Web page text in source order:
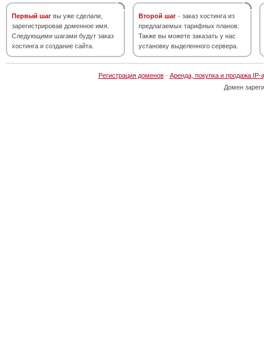
Первый шаг вы уже сделали,
зарегистрировав доменное имя.
Следующими шагами будут заказ
хостинга и создание сайта.
Второй шаг - заказ хостинга из
предлагаемых тарифных планов.
Также вы можете заказать у нас
установку выделенного сервера.
Регистрация доменов· Аренда, покупка и продажа IP-
Домен